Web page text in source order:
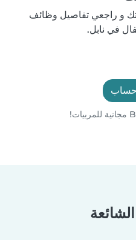
و راجعي تفاصيل وظائف
في نابل.
حساب